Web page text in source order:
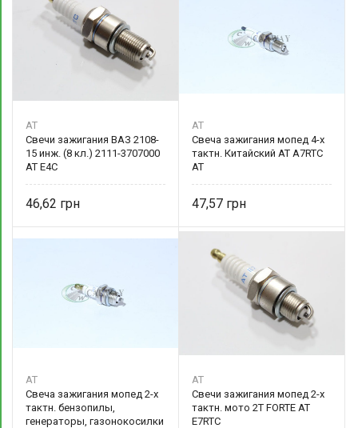
AT
Свечи зажигания ВАЗ 2108-
15 инж. (8 кл.) 2111-3707000
AT E4C
46,62
AT
Свеча зажигания мопед 4-х
тактн. Китайский AT A7RTC
AT
47,57
AT
Свеча зажигания мопед 2-х
тактн. бензопилы,
генераторы, газонокосилки
AT
Свечи зажигания мопед 2-х
тактн. мото 2Т FORTE AT
E7RTC